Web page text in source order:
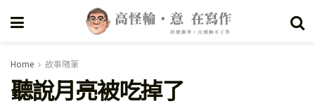
Home 故事隨筆
聽說月亮被吃掉了